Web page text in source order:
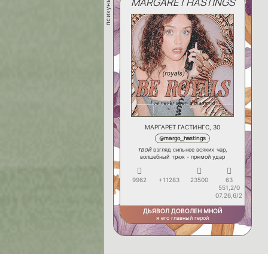
психунья
МАРГАРЕТ ГАСТИНГС, 30
@margo_hastings
твойвзгляд сильнее всяких чар,
волшебный трюк - прямой удар
9962 +11283 23500
63
551,2/0
07.26,6/2
ДЬЯВОЛ ДОВОЛЕН МНОЙ
я его главный герой